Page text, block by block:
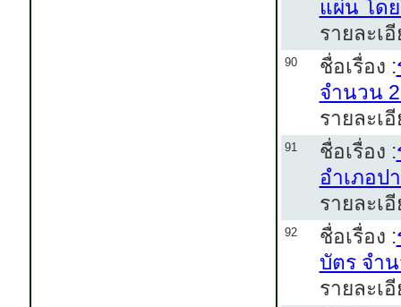
แผ่น โดย
รายละเ
90 ชื่อเรื่อง :
จำนวน 2
รายละเ
91 ชื่อเรื่อง :
อำเภอป
รายละเ
92 ชื่อเรื่อง :
บัตร จำน
รายละเ